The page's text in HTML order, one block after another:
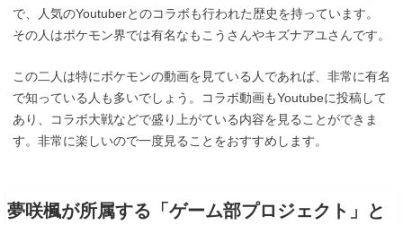
で、人気のYoutuberとのコラボも行われた歴史を持っています。
その人はポケモン界では有名なもこうさんやキズナアユさんです。
この二人は特にポケモンの動画を見ている人であれば、非常に有名
で知っている人も多いでしょう。コラボ動画もYoutubeに投稿して
あり、コラボ大戦などで盛り上がている内容を見ることができま
す。非常に楽しいので一度見ることをおすすめします。
夢咲楓が所属する「ゲーム部プロジェクト」と